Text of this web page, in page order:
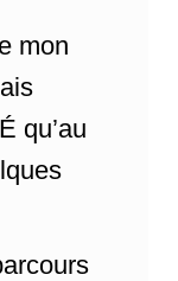
mon
qu’au